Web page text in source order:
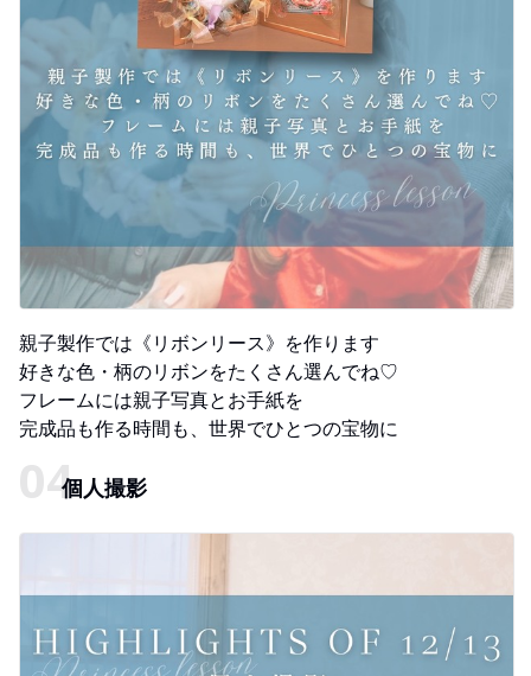
親子製作では《リボンリース》を作ります
好きな色・柄のリボンをたくさん選んでね♡
フレームには親子写真とお手紙を
完成品も作る時間も、世界でひとつの宝物に
個人撮影